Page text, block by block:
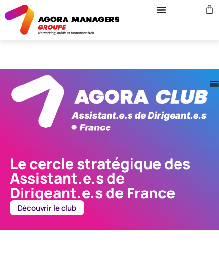
Le cercle stratégique des
Assistant.e.s de
Dirigeant.e.s de France
Découvrir le club